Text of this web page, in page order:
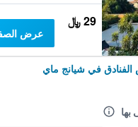
29 ﷼
عرض
في شيانج ماي
بها